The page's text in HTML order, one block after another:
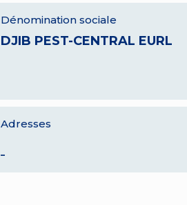
Dénomination sociale
DJIB PEST-CENTRAL EURL
Adresses
–